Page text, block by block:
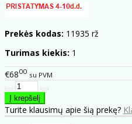
Prekės kodas: 11935 rž
Turimas kiekis: 1
€6800 su PVM
Turite klausimų apie šią prekę?